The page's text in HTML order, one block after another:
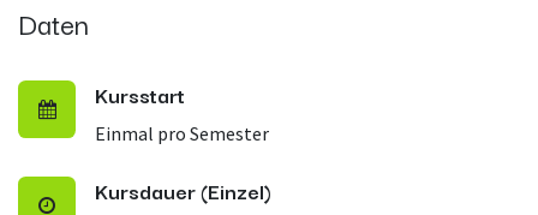
Daten
Kursstart
Einmal pro Semester
Kursdauer (Einzel)